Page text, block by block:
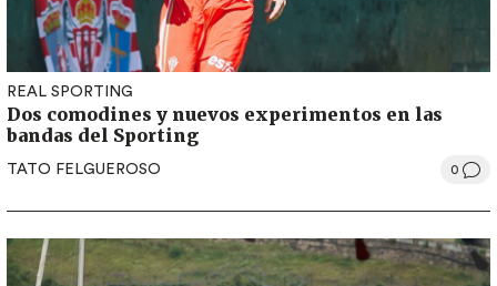
REAL SPORTING
Dos comodines y nuevos experimentos en las
bandas del Sporting
TATO FELGUEROSO 0